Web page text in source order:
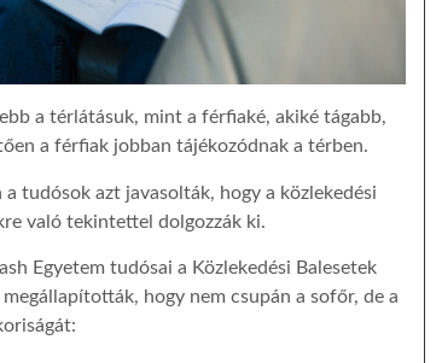
a térlátásuk, mint a férfiaké, akiké tágabb,
a férfiak jobban tájékozódnak a térben.
tudósok azt javasolták, hogy a közlekedési
való tekintettel dolgozzák ki.
Egyetem tudósai a Közlekedési Balesetek
hogy nem csupán a sofőr, de a